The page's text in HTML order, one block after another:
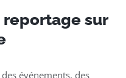
sur
événements, des